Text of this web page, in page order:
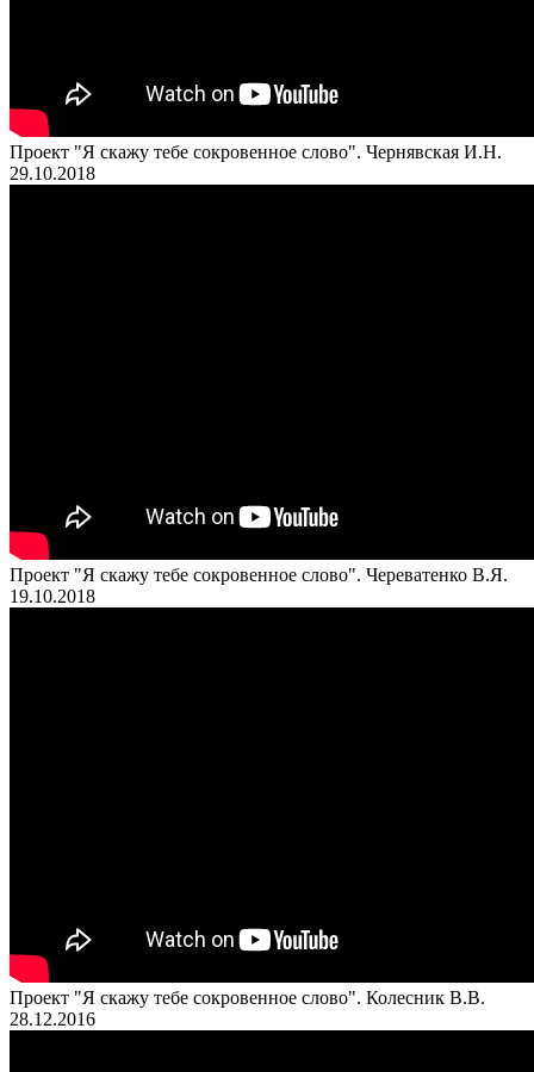
Проект "Я скажу тебе сокровенное слово". Чернявская И.Н.
29.10.2018
Проект "Я скажу тебе сокровенное слово". Череватенко В.Я.
19.10.2018
Проект "Я скажу тебе сокровенное слово". Колесник В.В.
28.12.2016